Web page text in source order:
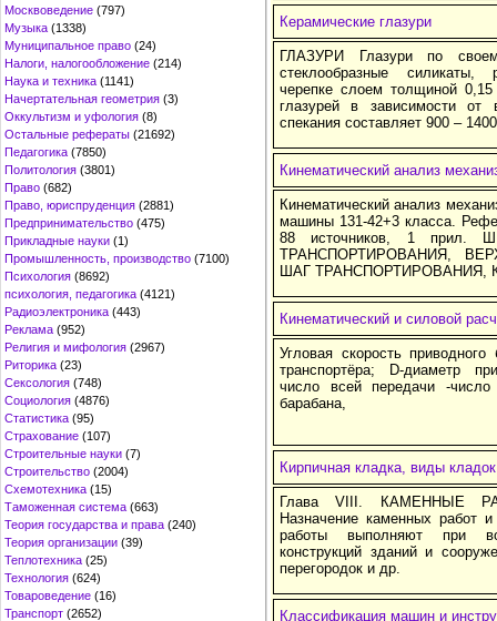
Москвоведение (797)
Музыка (1338)
Муниципальное право (24)
Налоги, налогообложение (214)
Наука и техника (1141)
Начертательная геометрия (3)
Оккультизм и уфология (8)
Остальные рефераты (21692)
Педагогика (7850)
Политология (3801)
Право (682)
Право, юриспруденция (2881)
Предпринимательство (475)
Прикладные науки (1)
Промышленность, производство (7100)
Психология (8692)
психология, педагогика (4121)
Радиоэлектроника (443)
Реклама (952)
Религия и мифология (2967)
Риторика (23)
Сексология (748)
Социология (4876)
Статистика (95)
Страхование (107)
Строительные науки (7)
Строительство (2004)
Схемотехника (15)
Таможенная система (663)
Теория государства и права (240)
Теория организации (39)
Теплотехника (25)
Технология (624)
Товароведение (16)
Транспорт (2652)
Керамические глазури
ГЛАЗУРИ Глазури по
стеклообразные
черепке слоем толщиной
глазурей в зависимости от
спекания составляет 900 – 1400
Кинематический анализ
Кинематический анализ
машины 131-42+3 класса.
88 источников, 1
ТРАНСПОРТИРОВАНИЯ,
ШАГ ТРАНСПОРТИРОВАНИЯ,
Кинематический и силовой
Угловая скорость
транспортёра; D-диаметр
число всей передачи -число
барабана,
Кирпичная кладка, виды кладок
Глава VIII. КАМЕННЫЕ
Назначение каменных работ
работы выполняют при
конструкций зданий и
перегородок и др.
Классификация машин и